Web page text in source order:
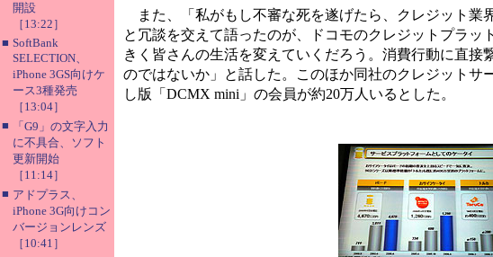
開設
［13:22］
■ SoftBank
SELECTION、
iPhone 3GS向けケ
ース3種発売
［13:04］
■
「G9」の文字入力
に不具合、ソフト
更新開始
［11:14］
■ アドプラス、
iPhone 3G向けコン
バージョンレンズ
［10:41］
また、「私がもし不審な死を遂げたら、クレジット業
と冗談を交えて語ったのが、ドコモのクレジットプラ
きく皆さんの生活を変えていくだろう。消費行動に直
のではないか」と話した。このほか同社のクレジット
し版「DCMX mini」の会員が約20万人いるとした。